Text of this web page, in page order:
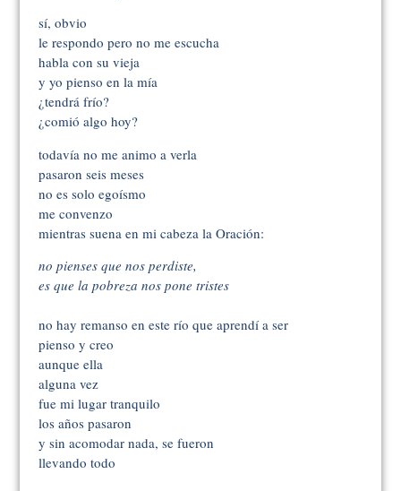
sí, obvio
le respondo pero no me escucha
habla con su vieja
y yo pienso en la mía
¿tendrá frío?
¿comió algo hoy?
todavía no me animo a verla
pasaron seis meses
no es solo egoísmo
me convenzo
mientras suena en mi cabeza la Oración:
no pienses que nos perdiste,
es que la pobreza nos pone tristes
no hay remanso en este río que aprendí a ser
pienso y creo
aunque ella
alguna vez
fue mi lugar tranquilo
los años pasaron
y sin acomodar nada, se fueron
llevando todo